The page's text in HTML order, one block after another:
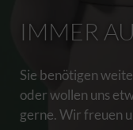
IMMER
Sie benötigen
oder wollen uns
gerne. Wir freuen